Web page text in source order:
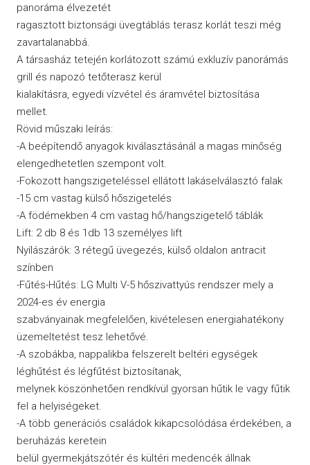
panoráma élvezetét
ragasztott biztonsági üvegtáblás terasz korlát teszi még
zavartalanabbá.
A társasház tetején korlátozott számú exkluzív panorámás
grill és napozó tetőterasz kerül
kialakításra, egyedi vízvétel és áramvétel biztosítása
mellet.
Rövid műszaki leírás:
-A beépítendő anyagok kiválasztásánál a magas minőség
elengedhetetlen szempont volt.
-Fokozott hangszigeteléssel ellátott lakáselválasztó falak
-15 cm vastag külső hőszigetelés
-A födémekben 4 cm vastag hő/hangszigetelő táblák
Lift: 2 db 8 és 1db 13 személyes lift
Nyílászárók: 3 rétegű üvegezés, külső oldalon antracit
színben
-Fűtés-Hűtés: LG Multi V-5 hőszivattyús rendszer mely a
2024-es év energia
szabványainak megfelelően, kivételesen energiahatékony
üzemeltetést tesz lehetővé.
-A szobákba, nappalikba felszerelt beltéri egységek
léghűtést és légfűtést biztosítanak,
melynek köszönhetően rendkívül gyorsan hűtik le vagy fűtik
fel a helyiségeket.
-A több generációs családok kikapcsolódása érdekében, a
beruházás keretein
belül gyermekjátszótér és kültéri medencék állnak